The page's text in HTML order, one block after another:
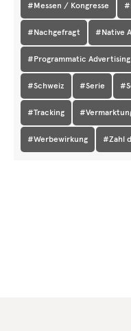
#Messen / Kongresse
#Nachgefragt #Native
#Programmatic Advertising
#Schweiz #Serie
#Tracking
#Werbewirkung #Zahl